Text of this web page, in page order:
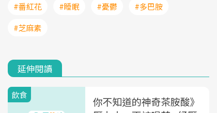
#番紅花 #睡眠 #憂鬱
#多巴胺
#芝麻素
延伸閱讀
飲食
你不知道的神奇茶胺酸》